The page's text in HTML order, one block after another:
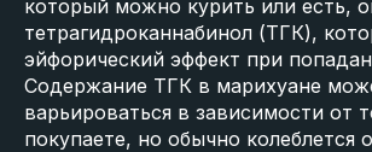
который можно курить или есть,
тетрагидроканнабинол (ТГК),
эйфорический эффект при
Содержание ТГК в марихуане
варьироваться в зависимости от
покупаете, но обычно колеблется